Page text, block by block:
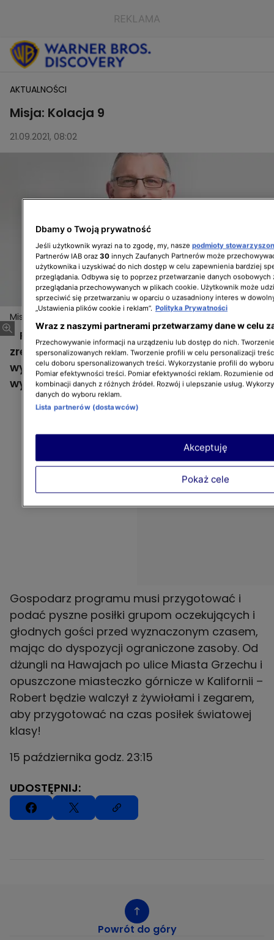
AKTUALNOŚCI
Misja: Kolacja 9
21.09.2021, 08:02
Misja: Kolacja 9
Robert Irwin i jego pozornie niemożliwe do
zrealizowania misje, które już dawno
wykraczają poza wszelkie granice
wytrzymałości.
Gospodarz programu musi przygotować i
podać pyszne posiłki grupom oczekujących i
głodnych gości przed wyznaczonym czasem,
mając do dyspozycji ograniczone zasoby. Od
dżungli na Hawajach po ulice Miasta Grzechu i
opuszczone miasteczko górnicze w Kalifornii –
Robert będzie walczył z żywiołami i zegarem,
aby przygotować na czas posiłek światowej
klasy!
15 października godz. 23:15
UDOSTĘPNIJ:
Powrót do góry
Dbamy o Twoją prywatność
Jeśli użytkownik wyrazi na to zgodę, my, nasze podmioty
Partnerów IAB oraz 30 innych Zaufanych Partnerów może
użytkownika i uzyskiwać do nich dostęp w celu zapewnienia bardziej
przeglądania. Odbywa się to poprzez przetwarzanie danych osobowych
przeglądania przechowywanych w plikach cookie. Użytkownik może
sprzeciwić się przetwarzaniu w oparciu o uzasadniony interes w
„Ustawienia plików cookie i reklam”. Polityka Prywatności
Wraz z naszymi partnerami przetwarzamy dane w celu
Przechowywanie informacji na urządzeniu lub dostęp do nich.
spersonalizowanych reklam. Tworzenie profili w celu personalizacji
celu doboru spersonalizowanych treści. Wykorzystanie profili do
Pomiar efektywności treści. Pomiar efektywności reklam. Rozumienie
kombinacji danych z różnych źródeł. Rozwój i ulepszanie usług.
danych do wyboru reklam.
Lista partnerów (dostawców)
Pokaż cele
Akceptuję